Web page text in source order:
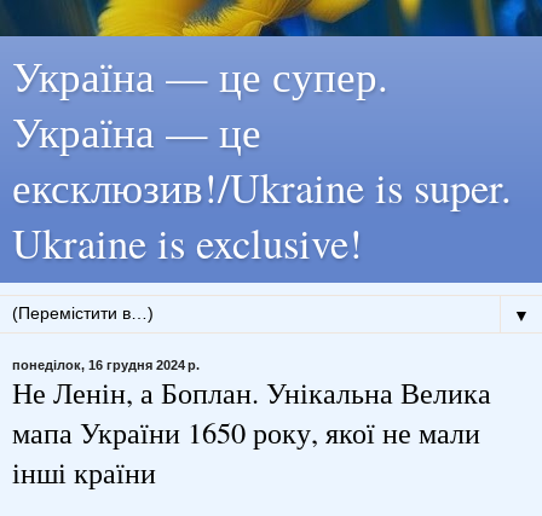
Україна — це супер.
Україна — це
ексклюзив!/Ukraine is super.
Ukraine is exclusive!
▼
понеділок, 16 грудня 2024 р.
Не Ленін, а Боплан. Унікальна Велика
мапа України 1650 року, якої не мали
інші країни